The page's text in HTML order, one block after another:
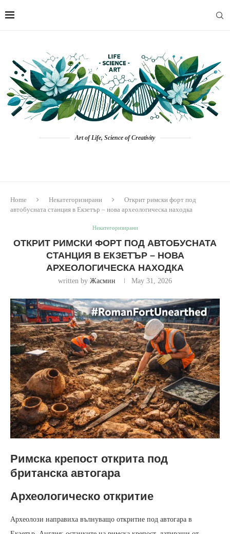
Art of Life, Science of Creativity
Home Некатегоризирани
Открит римски форт под
автобусната станция в Екзетър – нова археологическа находка
Некатегоризирани
ОТКРИТ РИМСКИ ФОРТ ПОД АВТОБУСНАТА
СТАНЦИЯ В ЕКЗЕТЪР – НОВА
АРХЕОЛОГИЧЕСКА НАХОДКА
written by Жасмин May 31, 2026
Римска крепост открита под
британска автогара
Археологическо откритие
Археолози направиха вълнуващо откритие под автогара в